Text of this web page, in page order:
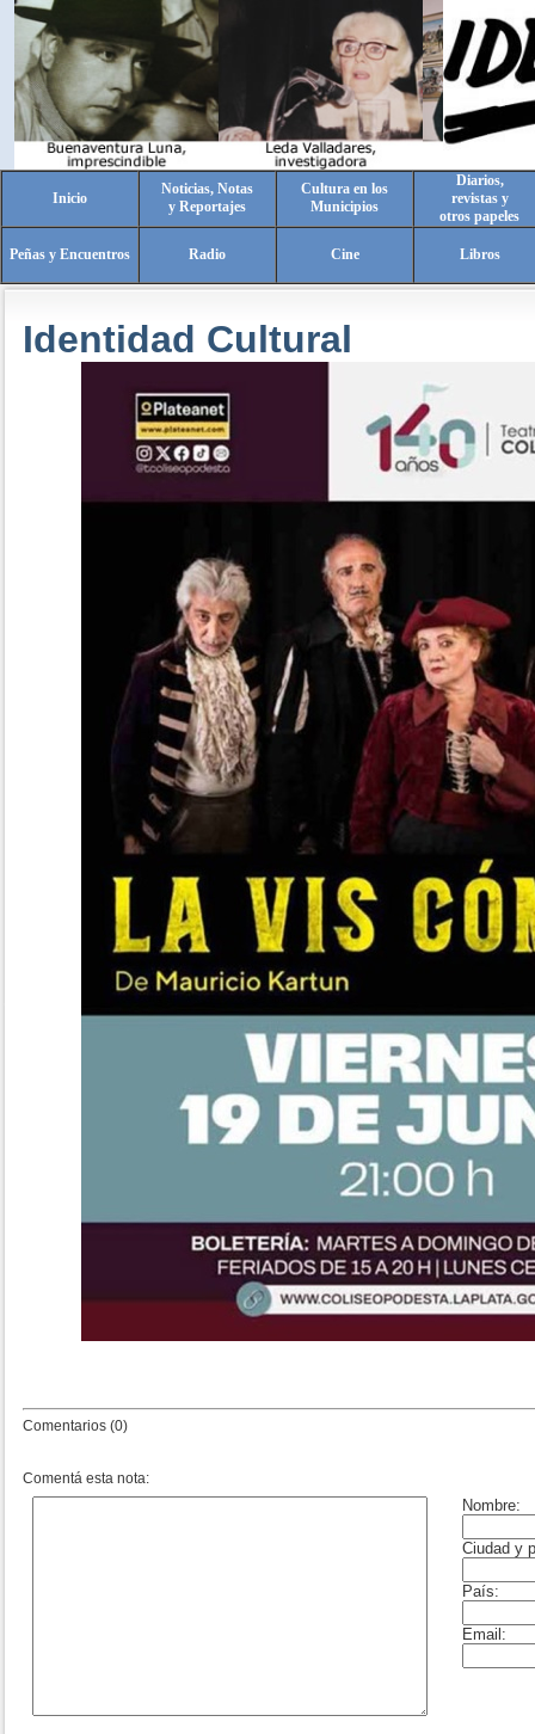
Inicio
Noticias, Notas
y Reportajes
Cultura en los
Municipios
Diarios,
revistas y
otros papeles
Peñas y Encuentros Radio Cine Libros
Identidad Cultural
Comentarios (0)
Comentá esta nota: